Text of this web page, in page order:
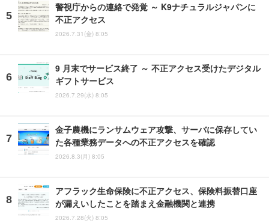
警視庁からの連絡で発覚 ～ K9ナチュラルジャパンに
不正アクセス
2026.7.31(金) 8:05
9 月末でサービス終了 ～ 不正アクセス受けたデジタル
ギフトサービス
2026.7.29(水) 8:05
金子農機にランサムウェア攻撃、サーバに保存してい
た各種業務データへの不正アクセスを確認
2026.8.3(月) 8:05
アフラック生命保険に不正アクセス、保険料振替口座
が漏えいしたことを踏まえ金融機関と連携
2026.7.28(火) 8:05